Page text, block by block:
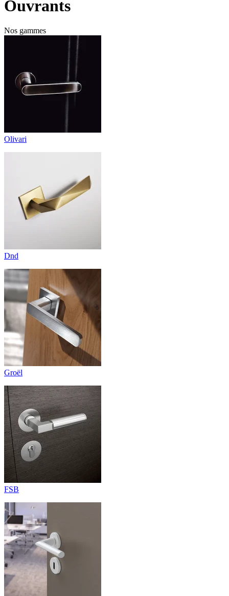
Ouvrants
Nos gammes
Olivari
Dnd
Groël
FSB